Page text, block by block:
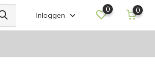
Inloggen
0 0